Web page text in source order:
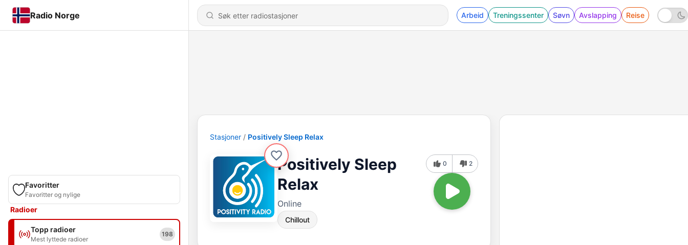
Radio Norge Arbeid Treningssenter Søvn Avslapping Reise
Favoritter
Favoritter og nylige
Radioer
Topp radioer
Mest lyttede radioer
198
Stasjoner Positively Sleep Relax
Positively Sleep
Relax
Online
Chillout
0 2